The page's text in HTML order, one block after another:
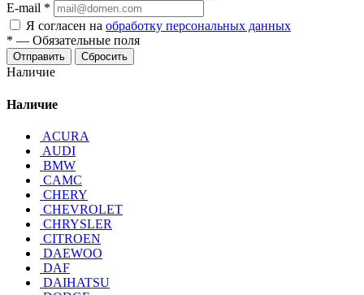
E-mail *
Я согласен на обработку персональных данных
* — Обязательные поля
Отправить Сбросить
Наличие
Наличие
ACURA
AUDI
BMW
CAMC
CHERY
CHEVROLET
CHRYSLER
CITROEN
DAEWOO
DAF
DAIHATSU